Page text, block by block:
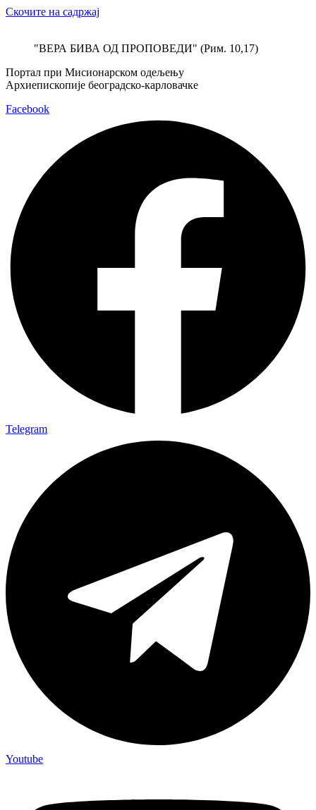
Скочите на садржај
"ВЕРА БИВА ОД ПРОПОВЕДИ" (Рим. 10,17)
Портал при Мисионарском одељењу
Архиепископије београдско-карловачке
Facebook
Telegram
Youtube